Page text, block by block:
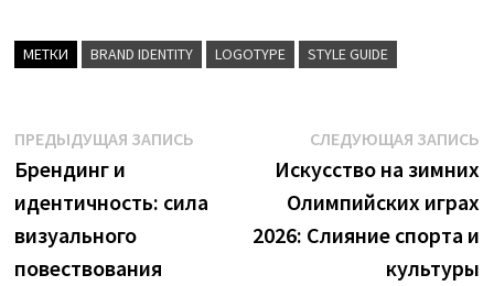
МЕТКИ BRAND IDENTITY LOGOTYPE STYLE GUIDE
Навигация
по
записям
ПРЕДЫДУЩАЯ ЗАПИСЬ
Брендинг и
идентичность: сила
визуального
повествования
СЛЕДУЮЩАЯ ЗАПИСЬ
Искусство на зимних
Олимпийских играх
2026: Слияние спорта и
культуры